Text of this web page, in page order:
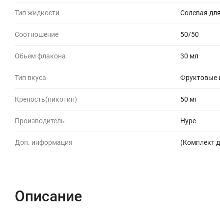
Тип жидкости Солевая
Соотношение 50/50
Обьем флакона 30 мл
Тип вкуса Фруктовые
Крепость(никотин) 50 мг
Производитель Hype
Доп. информация (Комплект
Описание